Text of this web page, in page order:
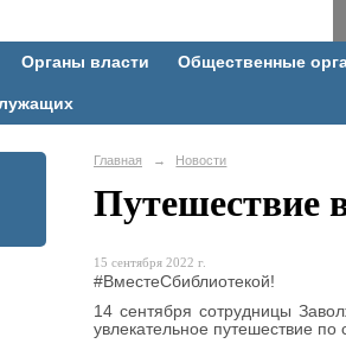
Органы власти Общественные
Главная → Новости
Путешествие
15 сентября 2022 г.
#ВместеСбиблиотекой!
14 сентября сотрудницы
увлекательное путешествие по